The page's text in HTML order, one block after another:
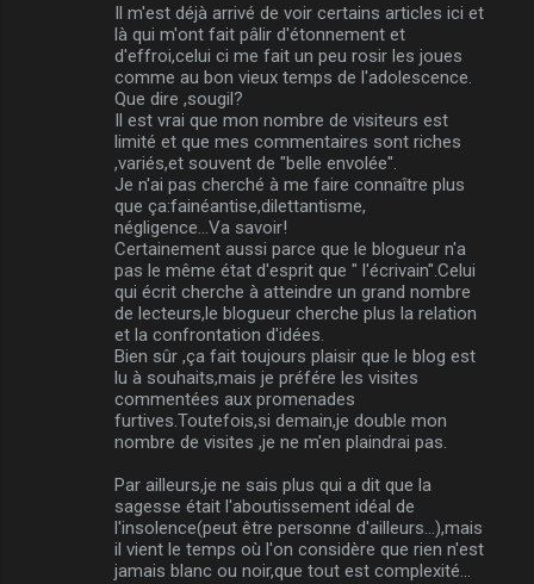
Il m'est déjà arrivé de voir certains articles ici et
là qui m'ont fait pâlir d'étonnement et
d'effroi,celui ci me fait un peu rosir les joues
comme au bon vieux temps de l'adolescence.
Que dire ,sougil?
Il est vrai que mon nombre de visiteurs est
limité et que mes commentaires sont riches
,variés,et souvent de "belle envolée".
Je n'ai pas cherché à me faire connaître plus
que ça:fainéantise,dilettantisme,
négligence...Va savoir!
Certainement aussi parce que le blogueur n'a
pas le même état d'esprit que " l'écrivain".Celui
qui écrit cherche à atteindre un grand nombre
de lecteurs,le blogueur cherche plus la relation
et la confrontation d'idées.
Bien sûr ,ça fait toujours plaisir que le blog est
lu à souhaits,mais je préfére les visites
commentées aux promenades
furtives.Toutefois,si demain,je double mon
nombre de visites ,je ne m'en plaindrai pas.
Par ailleurs,je ne sais plus qui a dit que la
sagesse était l'aboutissement idéal de
l'insolence(peut être personne d'ailleurs...),mais
il vient le temps où l'on considère que rien n'est
jamais blanc ou noir,que tout est complexité...